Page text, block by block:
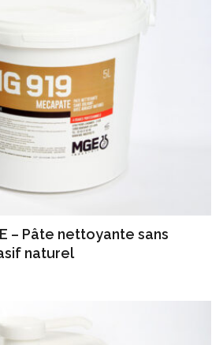
– Pâte nettoyante sans
naturel